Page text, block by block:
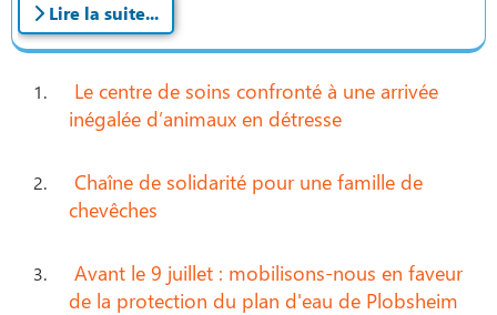
Lire la suite...
Le centre de soins confronté à une arrivée
inégalée d’animaux en détresse
Chaîne de solidarité pour une famille de
chevêches
Avant le 9 juillet : mobilisons-nous en faveur
de la protection du plan d'eau de Plobsheim